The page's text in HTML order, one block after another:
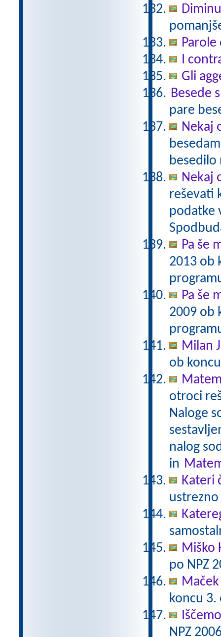
Parole
I
Gli
Besede
pare
Nekaj
besedilo
Nekaj
reševati
podatke
Pa še
2013 ob
Pa še
2009 ob
Milan
ob
otroci
Naloge
nalog
in
Kateri
Miško
po NPZ
koncu
NPZ